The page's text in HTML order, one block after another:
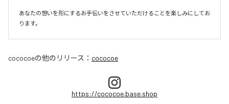
あなたの想いを形にするお手伝いをさせていただけることを楽しみにしてお
ります。
cococoeの他のリリース： cococoe
https://cococoe.base.shop